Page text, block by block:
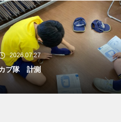
2026.07.19
ボーイ隊 パンスイーツ